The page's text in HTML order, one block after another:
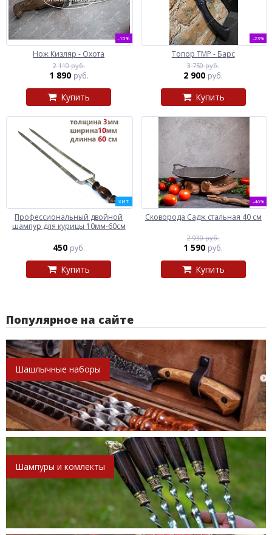
-10%
Нож Кизляр - Охота
2 110 руб.
1 890 руб.
Купить
-23%
Топор ТМР - Барс
3 750 руб.
2 900 руб.
Купить
ХИТ
Профессиональный двойной
шампур для курицы 10мм-60см
450 руб.
Купить
-46%
Сковорода Садж стальная 40 см
2 930 руб.
1 590 руб.
Купить
Популярное на сайте
Шашлычные наборы
Шампуры и комлекты